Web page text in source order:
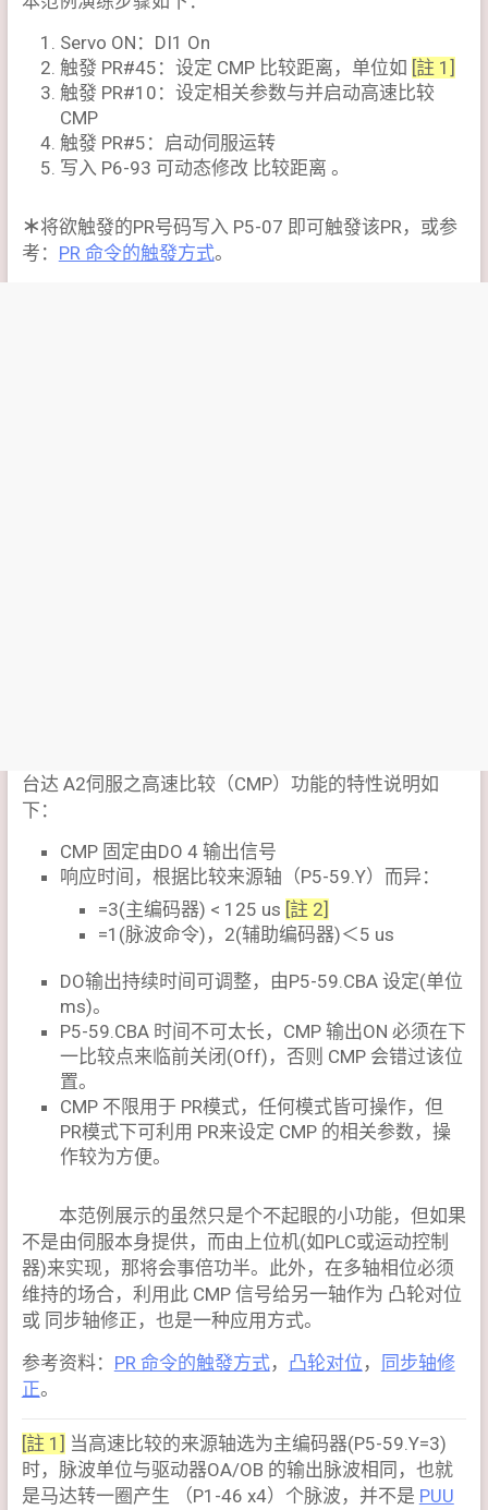
Servo ON：DI1 On
触發 PR#45：设定 CMP 比较距离，单位如 [註 1]
触發 PR#10：设定相关参数与并启动高速比较
CMP
触發 PR#5：启动伺服运转
写入 P6-93 可动态修改 比较距离 。
＊将欲触發的PR号码写入 P5-07 即可触發该PR，或参
考： PR 命令的触發方式。
台达 A2伺服之高速比较（CMP）功能的特性说明如
下：
CMP 固定由DO 4 输出信号
响应时间，根据比较来源轴（P5-59.Y）而异：
=3(主编码器) < 125 us [註 2]
=1(脉波命令)，2(辅助编码器)＜5 us
DO输出持续时间可调整，由P5-59.CBA 设定(单位
ms)。
P5-59.CBA 时间不可太长，CMP 输出ON 必须在下
一比较点来临前关闭(Off)，否则 CMP 会错过该位
置。
CMP 不限用于 PR模式，任何模式皆可操作，但
PR模式下可利用 PR来设定 CMP 的相关参数，操
作较为方便。
本范例展示的虽然只是个不起眼的小功能，但如果
不是由伺服本身提供，而由上位机(如PLC或运动控制
器)来实现，那将会事倍功半。此外，在多轴相位必须
维持的场合，利用此 CMP 信号给另一轴作为 凸轮对位
或 同步轴修正，也是一种应用方式。
参考资料： PR 命令的触發方式， 凸轮对位 ，
同步轴修
正。
[註 1] 当高速比较的来源轴选为主编码器(P5-59.Y=3)
时，脉波单位与驱动器OA/OB 的输出脉波相同，也就
是马达转一圈产生 （P1-46 x4）个脉波，并不是 PUU